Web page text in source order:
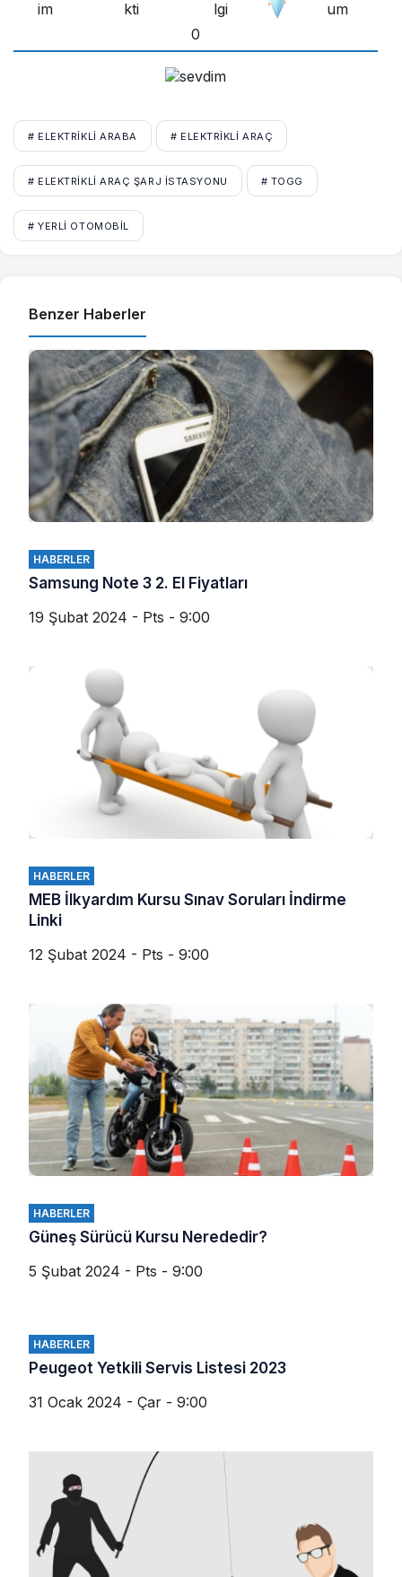
0
# ELEKTRIKLI ARABA # ELEKTRIKLI ARAÇ
# ELEKTRIKLI ARAÇ ŞARJ İSTASYONU # TOGG
# YERLI OTOMOBIL
Benzer Haberler
HABERLER
Samsung Note 3 2. El Fiyatları
19 Şubat 2024 - Pts - 9:00
HABERLER
MEB İlkyardım Kursu Sınav Soruları İndirme
Linki
12 Şubat 2024 - Pts - 9:00
HABERLER
Güneş Sürücü Kursu Nerededir?
5 Şubat 2024 - Pts - 9:00
HABERLER
Peugeot Yetkili Servis Listesi 2023
31 Ocak 2024 - Çar - 9:00